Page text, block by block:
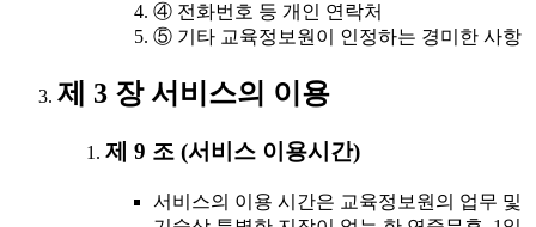
④ 전화번호 등 개인 연락처
⑤ 기타 교육정보원이 인정하는 경미한 사항
제 3 장 서비스의 이용
제 9 조 (서비스 이용시간)
서비스의 이용 시간은 교육정보원의 업무 및